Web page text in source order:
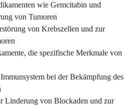
wie Gemcitabin und
von Tumoren
von Krebszellen und zur
die spezifische Merkmale von
bei der Bekämpfung des
Linderung von Blockaden und zur